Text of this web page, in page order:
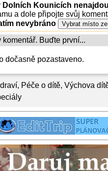
, Péče o dítě, Výchova
Dolních Kounicích
a dole připojte svůj
nevybráno
Buďte první...
dočasně pozastaveno.